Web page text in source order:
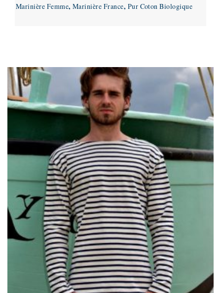
Marinière Femme, Marinière France, Pur Coton Biologique